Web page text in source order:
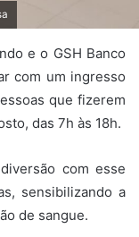
e o GSH Banco
com um ingresso
que fizerem
das 7h às 18h.
com esse
sensibilizando a
de sangue.